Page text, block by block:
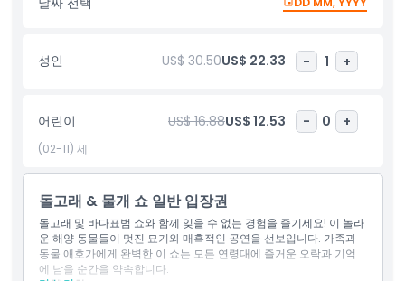
래와 함께 수영하며 등지느러미 견인 또는 배 타기를 즐기고, 키스,
상으로 하며, 전문 트레이너가 세션을 안내합니다. 개인 맞춤형 경험
을 위해 그룹당 최대 8명으로 제한됩니다.
하이라이트
포함 사항
성인 US$ 30.50US$ 22.33 - 1 +
어린이 US$ 16.88US$ 12.53 - 0 +
(02-11) 세
돌고래 & 물개 쇼 일반 입장권
돌고래 및 바다표범 쇼와 함께 잊을 수 없는 경험을 즐기세요! 이 놀라
운 해양 동물들이 멋진 묘기와 매혹적인 공연을 선보입니다. 가족과
동물 애호가에게 완벽한 이 쇼는 모든 연령대에 즐거운 오락과 기억
에 남을 순간을 약속합니다.